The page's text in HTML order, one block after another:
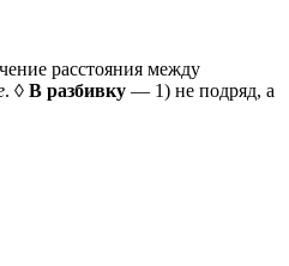
расстояния между
. ◊ В разбивку — 1) не подряд, а